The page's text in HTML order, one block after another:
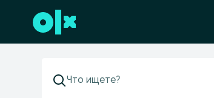
Перейти к нижнему колонтитулу